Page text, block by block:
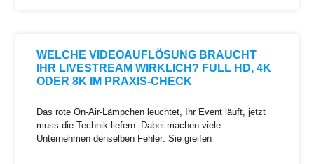
WELCHE VIDEOAUFLÖSUNG BRAUCHT
IHR LIVESTREAM WIRKLICH? FULL HD, 4K
ODER 8K IM PRAXIS-CHECK
Das rote On-Air-Lämpchen leuchtet, Ihr Event läuft, jetzt
muss die Technik liefern. Dabei machen viele
Unternehmen denselben Fehler: Sie greifen